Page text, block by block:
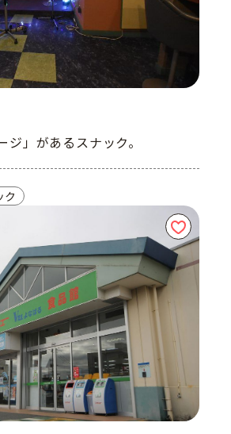
」があるスナック。
ク